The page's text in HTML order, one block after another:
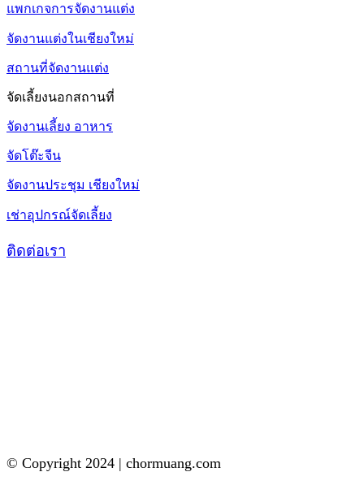
แพกเกจการจัดงานแต่ง
จัดงานแต่งในเชียงใหม่
สถานที่จัดงานแต่ง
จัดเลี้ยงนอกสถานที่
จัดงานเลี้ยง อาหาร
จัดโต๊ะจีน
จัดงานประชุม เชียงใหม่
เช่าอุปกรณ์จัดเลี้ยง
ติดต่อเรา
© Copyright 2024 | chormuang.com